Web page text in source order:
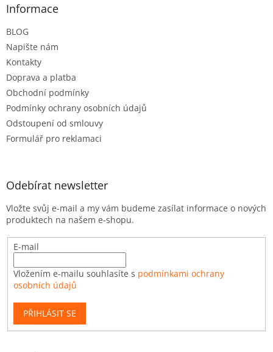
Informace
BLOG
Napište nám
Kontakty
Doprava a platba
Obchodní podmínky
Podmínky ochrany osobních údajů
Odstoupení od smlouvy
Formulář pro reklamaci
Odebírat newsletter
Vložte svůj e-mail a my vám budeme zasílat informace o nových
produktech na našem e-shopu.
E-mail
Vložením e-mailu souhlasíte s podmínkami ochrany
osobních údajů
PŘIHLÁSIT SE